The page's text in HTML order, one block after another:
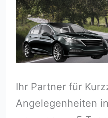
Ihr Partner für
Angelegenheiten